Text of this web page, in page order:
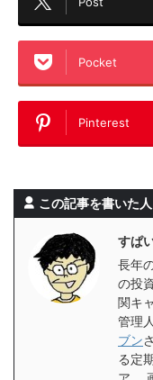
Pocket
Pinterest
この記事を書いた人
すぱ
長年
の投
関キ
管理
ブン
る定